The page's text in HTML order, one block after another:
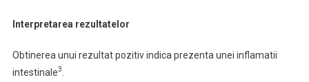
Interpretarea rezultatelor
Obtinerea unui rezultat pozitiv indica prezenta unei inflamatii
intestinale3